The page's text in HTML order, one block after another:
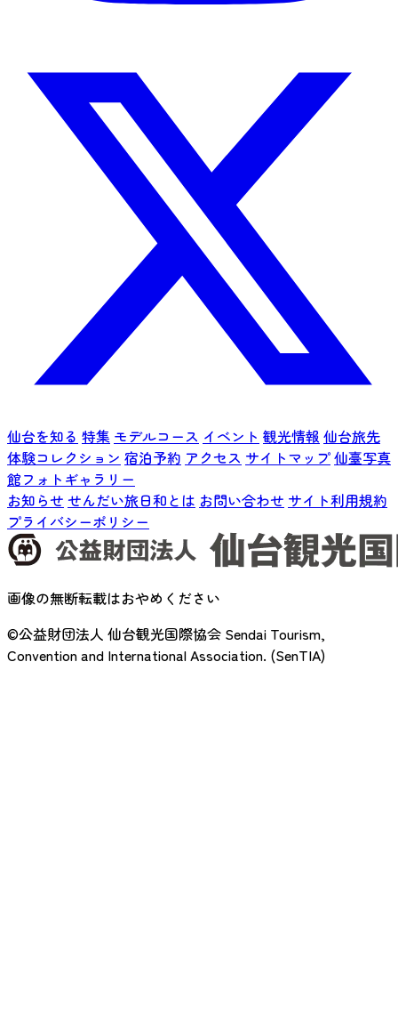
仙台を知る 特集 モデルコース イベント 観光情報 仙台旅先
体験コレクション 宿泊予約 アクセス サイトマップ仙臺写真
館フォトギャラリー
お知らせ せんだい旅日和とは お問い合わせ サイト利用規約
プライバシーポリシー
画像の無断転載はおやめください
©公益財団法人 仙台観光国際協会 Sendai Tourism,
Convention and International Association. (SenTIA)